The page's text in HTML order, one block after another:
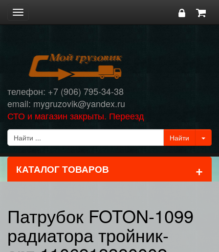
Toggle
navigation
телефон: +7 (906) 795-34-38
email: mygruzovik@yandex.ru
СТО и магазин закрыты. Переезд
КАТАЛОГ ТОВАРОВ +
Патрубок FOTON-1099
радиатора тройник-